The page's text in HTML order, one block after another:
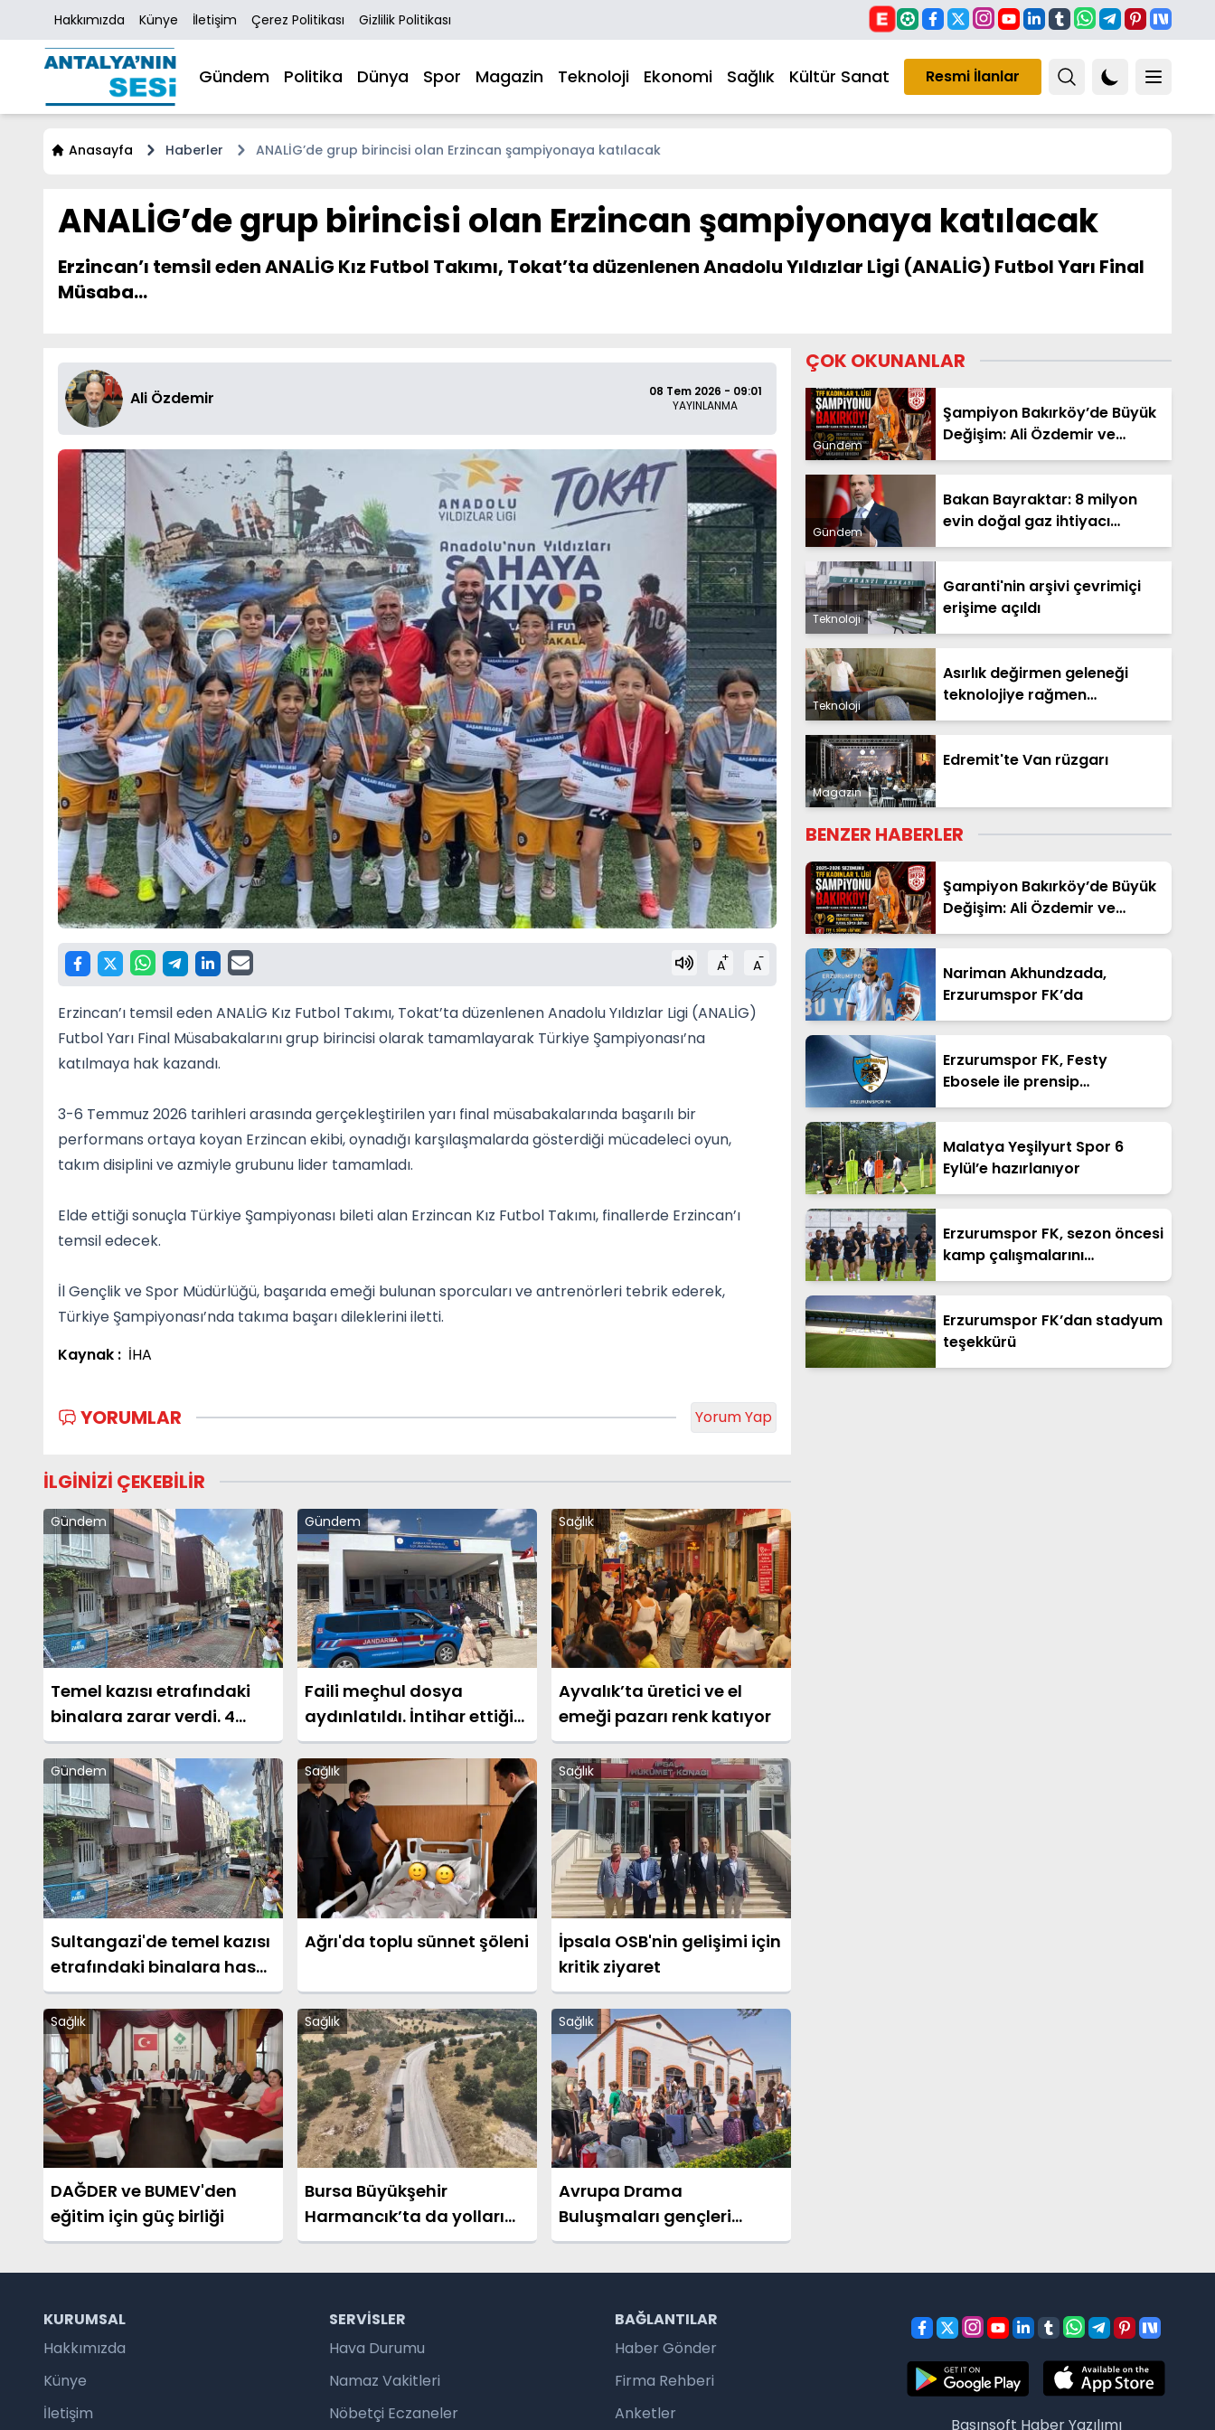
Hakkımızda Künye İletişim Çerez Politikası Gizlilik Politikası
Gündem Politika Dünya Spor Magazin Teknoloji Ekonomi Sağlık Kültür Sanat Resmi İlanlar
Anasayfa Haberler ANALİG’de grup birincisi olan Erzincan şampiyonaya katılacak
ANALİG’de grup birincisi olan Erzincan şampiyonaya katılacak
Erzincan’ı temsil eden ANALİG Kız Futbol Takımı, Tokat’ta düzenlenen Anadolu Yıldızlar Ligi (ANALİG) Futbol Yarı Final
Müsaba...
Ali Özdemir
08 Tem 2026 - 09:01
YAYINLANMA
A+ A-
Erzincan’ı temsil eden ANALİG Kız Futbol Takımı, Tokat’ta düzenlenen Anadolu Yıldızlar Ligi (ANALİG)
Futbol Yarı Final Müsabakalarını grup birincisi olarak tamamlayarak Türkiye Şampiyonası’na
katılmaya hak kazandı.
3-6 Temmuz 2026 tarihleri arasında gerçekleştirilen yarı final müsabakalarında başarılı bir
performans ortaya koyan Erzincan ekibi, oynadığı karşılaşmalarda gösterdiği mücadeleci oyun,
takım disiplini ve azmiyle grubunu lider tamamladı.
Elde ettiği sonuçla Türkiye Şampiyonası bileti alan Erzincan Kız Futbol Takımı, finallerde Erzincan’ı
temsil edecek.
İl Gençlik ve Spor Müdürlüğü, başarıda emeği bulunan sporcuları ve antrenörleri tebrik ederek,
Türkiye Şampiyonası’nda takıma başarı dileklerini iletti.
Kaynak : İHA
YORUMLAR Yorum Yap
İLGİNİZİ ÇEKEBİLİR
Gündem
Temel kazısı etrafındaki
binalara zarar verdi. 4
bina boşaltıldı
Gündem
Faili meçhul dosya
aydınlatıldı. İntihar ettiği
iddia edilen Damlanur,
cinayete kurban gitmiş
Sağlık
Ayvalık’ta üretici ve el
emeği pazarı renk katıyor
Gündem
Sultangazi'de temel kazısı
etrafındaki binalara hasar
verdi. 3 bina boşaltıldı
Sağlık
Ağrı'da toplu sünnet şöleni
Sağlık
İpsala OSB'nin gelişimi için
kritik ziyaret
Sağlık
DAĞDER ve BUMEV'den
eğitim için güç birliği
Sağlık
Bursa Büyükşehir
Harmancık’ta da yolları
yeniliyor
Sağlık
Avrupa Drama
Buluşmaları gençleri
İzmir’de
ÇOK OKUNANLAR
Gündem
Şampiyon Bakırköy’de Büyük
Değişim: Ali Özdemir ve
Tuğba Çömlekçioğlu Dönemi
Gündem
Bakan Bayraktar: 8 milyon
evin doğal gaz ihtiyacı
Sakarya Gaz Sahamızdan
Teknoloji
Garanti'nin arşivi çevrimiçi
erişime açıldı
Teknoloji
Asırlık değirmen geleneği
teknolojiye rağmen
yaşatılıyor
Magazin
Edremit'te Van rüzgarı
BENZER HABERLER
Şampiyon Bakırköy’de Büyük
Değişim: Ali Özdemir ve
Tuğba Çömlekçioğlu Dönemi
Nariman Akhundzada,
Erzurumspor FK’da
Erzurumspor FK, Festy
Ebosele ile prensip
anlaşmasına vardı
Malatya Yeşilyurt Spor 6
Eylül’e hazırlanıyor
Erzurumspor FK, sezon öncesi
kamp çalışmalarını
tamamladı
Erzurumspor FK’dan stadyum
teşekkürü
KURUMSAL
Hakkımızda
Künye
İletişim
SERVISLER
Hava Durumu
Namaz Vakitleri
Nöbetçi Eczaneler
BAĞLANTILAR
Haber Gönder
Firma Rehberi
Anketler
Basınsoft Haber Yazılımı